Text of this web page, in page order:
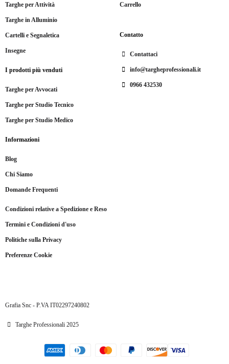
Targhe per Attività
Targhe in Alluminio
Cartelli e Segnaletica
Insegne
I prodotti più venduti
Targhe per Avvocati
Targhe per Studio Tecnico
Targhe per Studio Medico
Carrello
Contatto
Contattaci
info@targheprofessionali.it
0966 432530
Informazioni
Blog
Chi Siamo
Domande Frequenti
Condizioni relative a Spedizione e Reso
Termini e Condizioni d'uso
Politiche sulla Privacy
Preferenze Cookie
Grafia Snc - P.VA IT02297240802
Targhe Professionali 2025